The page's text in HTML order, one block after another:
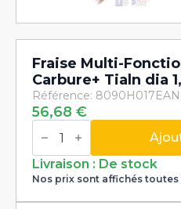
Fraise Multi-
Carbure+ Tialn dia
Référence: 8090H017
56,68 €
quantité
de
Multi-
Fonctions
Multi-
V
Livraison : De stock
Nos prix sont affichés